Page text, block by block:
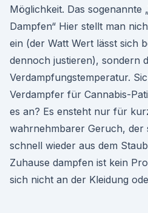
Möglichkeit. Das sogenannte
Dampfen“ Hier stellt man
ein (der Watt Wert lässt sich
dennoch justieren), sondern
Verdampfungstemperatur.
Verdampfer für Cannabis-
es an? Es ensteht nur für
wahrnehmbarer Geruch, der
schnell wieder aus dem
Zuhause dampfen ist kein
sich nicht an der Kleidung